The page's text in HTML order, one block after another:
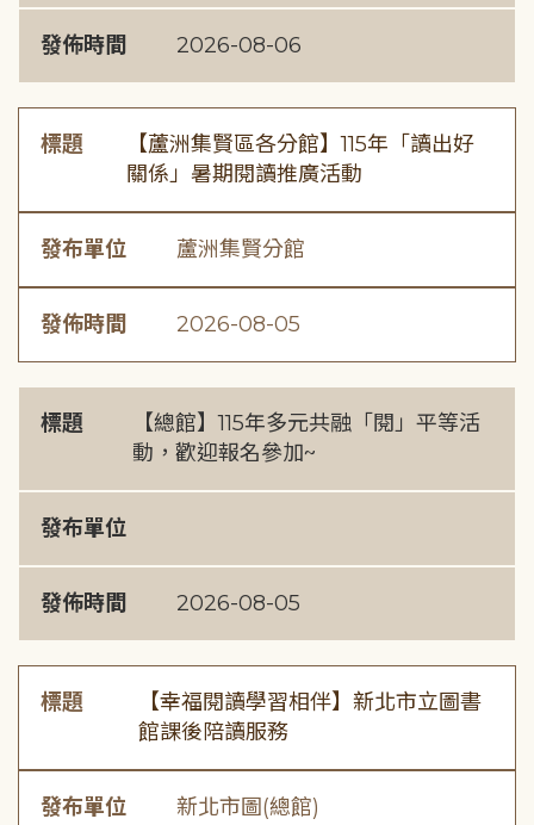
發佈時間 2026-08-06
標題
【蘆洲集賢區各分館】115年「讀出好
關係」暑期閱讀推廣活動
發布單位 蘆洲集賢分館
發佈時間 2026-08-05
標題
【總館】115年多元共融「閱」平等活
動，歡迎報名參加~
發布單位
發佈時間 2026-08-05
標題
【幸福閱讀學習相伴】新北市立圖書
館課後陪讀服務
發布單位 新北市圖(總館)